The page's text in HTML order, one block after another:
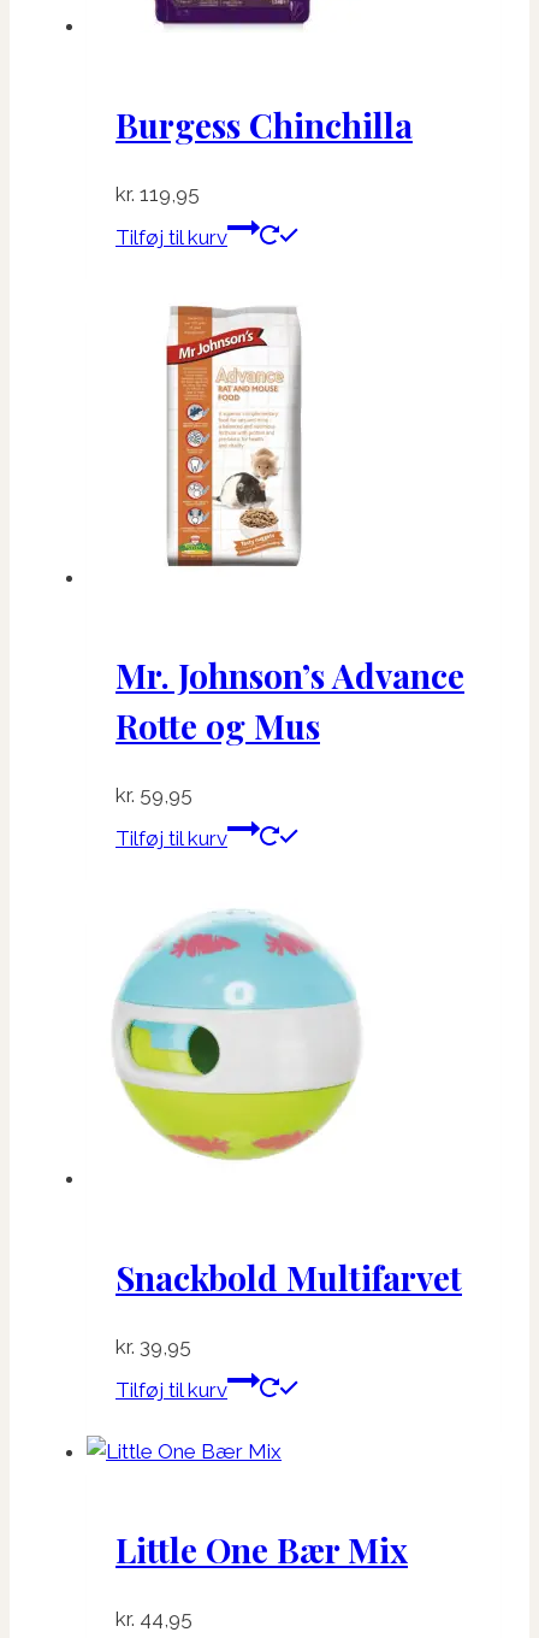
Burgess Chinchilla
kr. 119,95
Tilføj til kurv
Mr. Johnson’s Advance
Rotte og Mus
kr. 59,95
Tilføj til kurv
Snackbold Multifarvet
kr. 39,95
Tilføj til kurv
Little One Bær Mix
kr. 44,95